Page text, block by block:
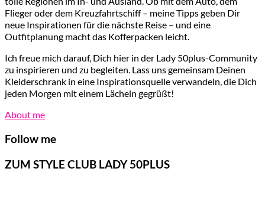
Flieger oder dem Kreuzfahrtschiff – meine Tipps geben Dir
neue Inspirationen für die nächste Reise – und eine
Outfitplanung macht das Kofferpacken leicht.
Ich freue mich darauf, Dich hier in der Lady 50plus-Community
zu inspirieren und zu begleiten. Lass uns gemeinsam Deinen
Kleiderschrank in eine Inspirationsquelle verwandeln, die Dich
jeden Morgen mit einem Lächeln gegrüßt!
About me
Follow me
ZUM STYLE CLUB LADY 50PLUS